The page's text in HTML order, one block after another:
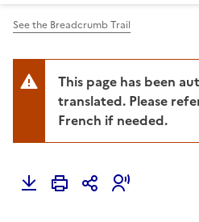
See the Breadcrumb Trail
This page has been automatically
translated. Please
French if needed.